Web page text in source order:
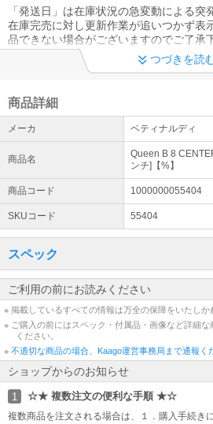
「発送日」は在庫状況の急変動による突
在庫完売に対し更新作業が追いつかず表
品できない場合がございますのでご了承
☆ 受注生産について ☆
する場合もございます。また、一旦メー
ますと納品前でもスペック変更、キャン
承下さい。
★ 画像表示について ★
画像は代表につき、番手、ロフト、左
違う場合もございます。 画像が違う場合
クで手配させていただきますのでご安心
☆ 品番表示について ☆
品番後ろ【 】内の符号は単なる弊店の
様には関係ございませんのでお気になさ
つづきを読
商品詳細
メーカ ベティナルディ
商品名
Queen B 8
ンチ]【%】
商品コード 1000000055404
SKUコード 55404
スペック
ご利用の前にお読みください
※ 掲載しているすべての情報は万全の保障をいたしか
※ ご購入の前にはスペック・付属品・画像など詳細
ください。
※ 不適切な商品の場合、Kaago運営事務局まで通報く
ショップからのお知らせ
1 ☆★ 複数注文の便利な手順 ★☆
複数商品を注文される場合は、１．購入手続